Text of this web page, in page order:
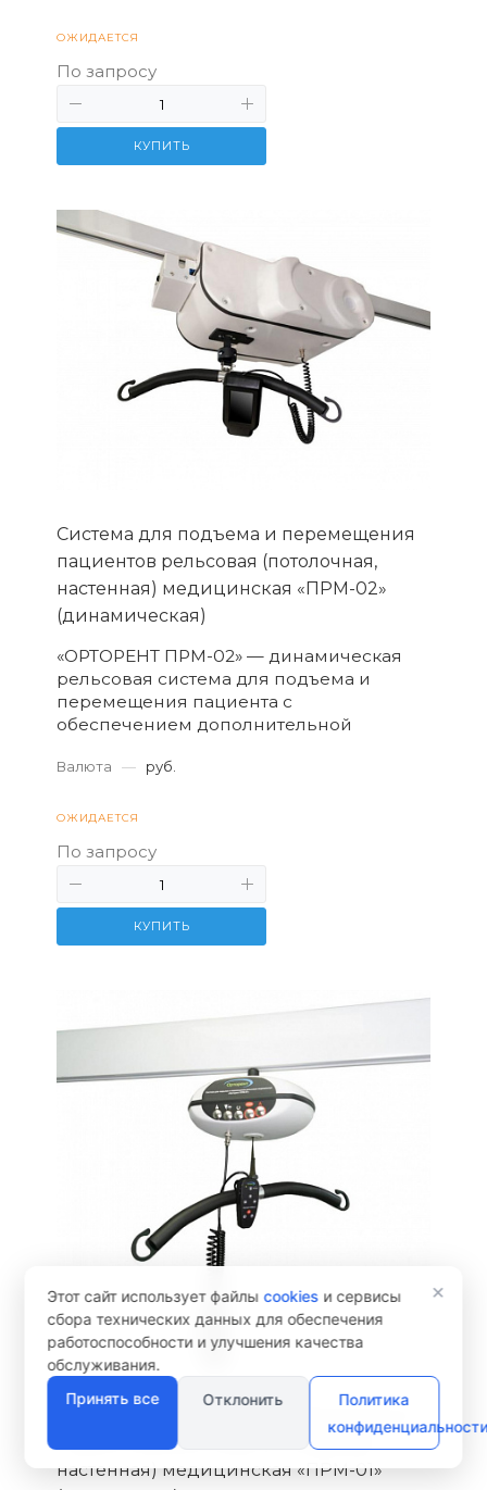
ОЖИДАЕТСЯ
По запросу
КУПИТЬ
Система для подъема и перемещения
пациентов рельсовая (потолочная,
настенная) медицинская «ПРМ-02»
(динамическая)
«ОРТОРЕНТ ПРМ-02» — динамическая
рельсовая система для подъема и
перемещения пациента с
обеспечением дополнительной
время выполнения упражнений.
Валюта — руб.
ОЖИДАЕТСЯ
По запросу
КУПИТЬ
Система для подъема и перемещения
пациентов рельсовая (потолочная,
настенная) медицинская «ПРМ-01»
Этот сайт использует файлыcookies и сервисы
сбора технических данных для обеспечения
работоспособности и улучшения качества
обслуживания.
Принять все
Отклонить
Политика
конфиденциальности
×